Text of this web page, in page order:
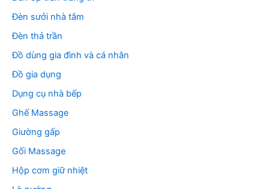
Đèn sưởi nhà tắm
Đèn thả trần
Đồ dùng gia đình và cá nhân
Đồ gia dụng
Dụng cụ nhà bếp
Ghế Massage
Giường gấp
Gối Massage
Hộp cơm giữ nhiệt